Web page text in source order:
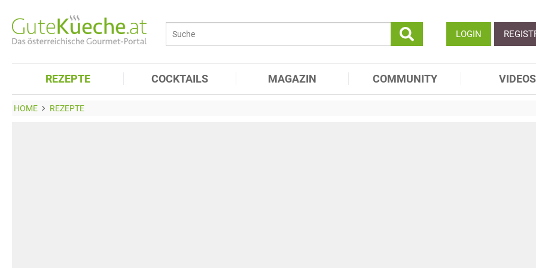
LOGIN
REZEPTE COCKTAILS MAGAZIN COMMUNITY VIDEOS
HOME REZEPTE